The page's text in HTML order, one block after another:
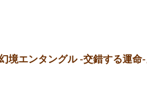
境エンタングル -交錯する運